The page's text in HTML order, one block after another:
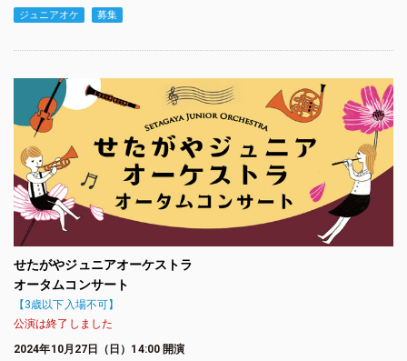
ジュニアオケ 募集
せたがやジュニアオーケストラ
オータムコンサート
【3歳以下入場不可】
公演は終了しました
2024年10月27日（日）14:00 開演